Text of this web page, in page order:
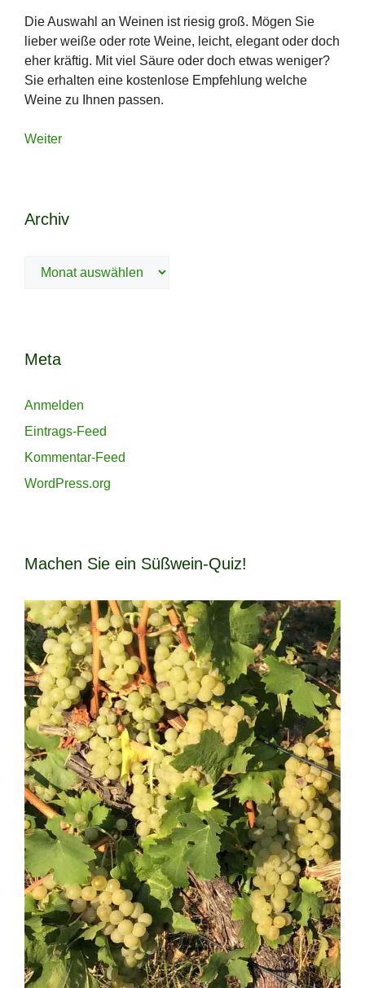
Die Auswahl an Weinen ist riesig groß. Mögen Sie
lieber weiße oder rote Weine, leicht, elegant oder doch
eher kräftig. Mit viel Säure oder doch etwas weniger?
Sie erhalten eine kostenlose Empfehlung welche
Weine zu Ihnen passen.
Weiter
Archiv
Archiv
Meta
Anmelden
Eintrags-Feed
Kommentar-Feed
WordPress.org
Machen Sie ein Süßwein-Quiz!